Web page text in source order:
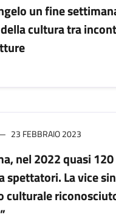
un fine
cultura tra
23 FEBBRAIO 2023
nel 2022 quasi
spettatori. La vice
culturale